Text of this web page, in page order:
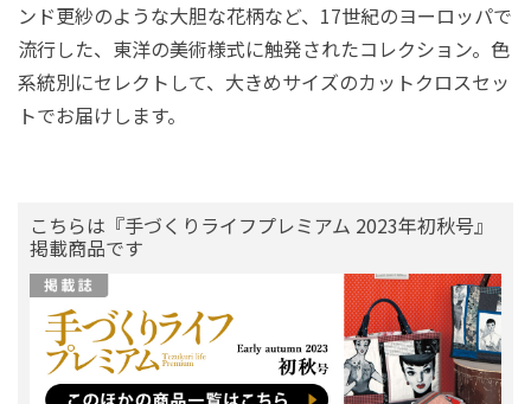
ンド更紗のような大胆な花柄など、17世紀のヨーロッパで
流行した、東洋の美術様式に触発されたコレクション。色
系統別にセレクトして、大きめサイズのカットクロスセッ
トでお届けします。
こちらは『手づくりライフプレミアム 2023年初秋号』
掲載商品です